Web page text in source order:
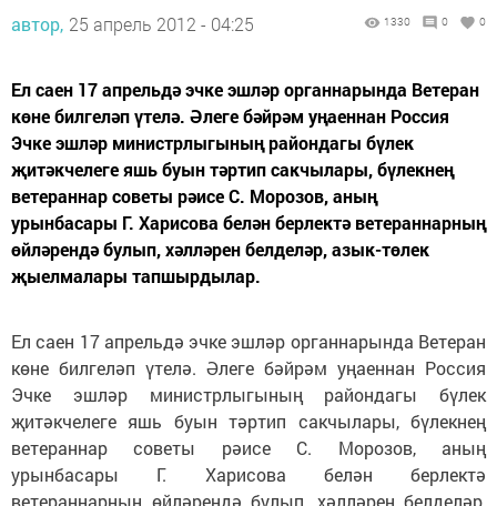
автор, 25 апрель 2012 - 04:25 1330 0 0
Ел саен 17 апрельдә эчке эшләр органнарында Ветеран
көне билгеләп үтелә. Әлеге бәйрәм уңаеннан Россия
Эчке эшләр министрлыгының райондагы бүлек
җитәкчелеге яшь буын тәртип сакчылары, бүлекнең
ветераннар советы рәисе С. Морозов, аның
урынбасары Г. Харисова белән берлектә ветераннарның
өйләрендә булып, хәлләрен белделәр, азык-төлек
җыелмалары тапшырдылар.
Ел саен 17 апрельдә эчке эшләр органнарында Ветеран
көне билгеләп үтелә. Әлеге бәйрәм уңаеннан Россия
Эчке эшләр министрлыгының райондагы бүлек
җитәкчелеге яшь буын тәртип сакчылары, бүлекнең
ветераннар советы рәисе С. Морозов, аның
урынбасары Г. Харисова белән берлектә